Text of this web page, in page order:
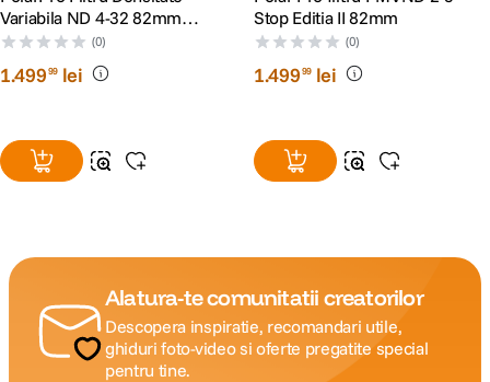
Variabila ND 4-32 82mm
Black Mist Peter McKinnon
Signature Edition II
(0)
1.49999 lei
Stop Editia II 82mm
(0)
1.49999 lei
Alatura-te comunitatii creatorilor
Descopera inspiratie, recomandari utile,
ghiduri foto-video si oferte pregatite special
pentru tine.